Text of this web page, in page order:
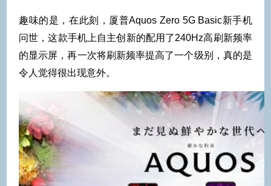
趣味的是，在此刻，厦普Aquos Zero 5G Basic新手机
问世，这款手机上自主创新的配用了240Hz高刷新频率
的显示屏，再一次将刷新频率提高了一个级别，真的是
令人觉得很出现意外。